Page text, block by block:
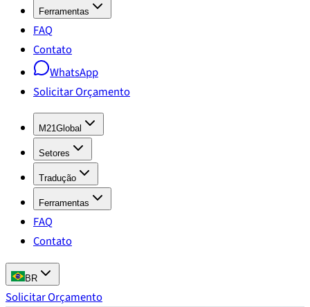
Ferramentas
FAQ
Contato
WhatsApp
Solicitar Orçamento
M21Global
Setores
Tradução
Ferramentas
FAQ
Contato
BR
Solicitar Orçamento